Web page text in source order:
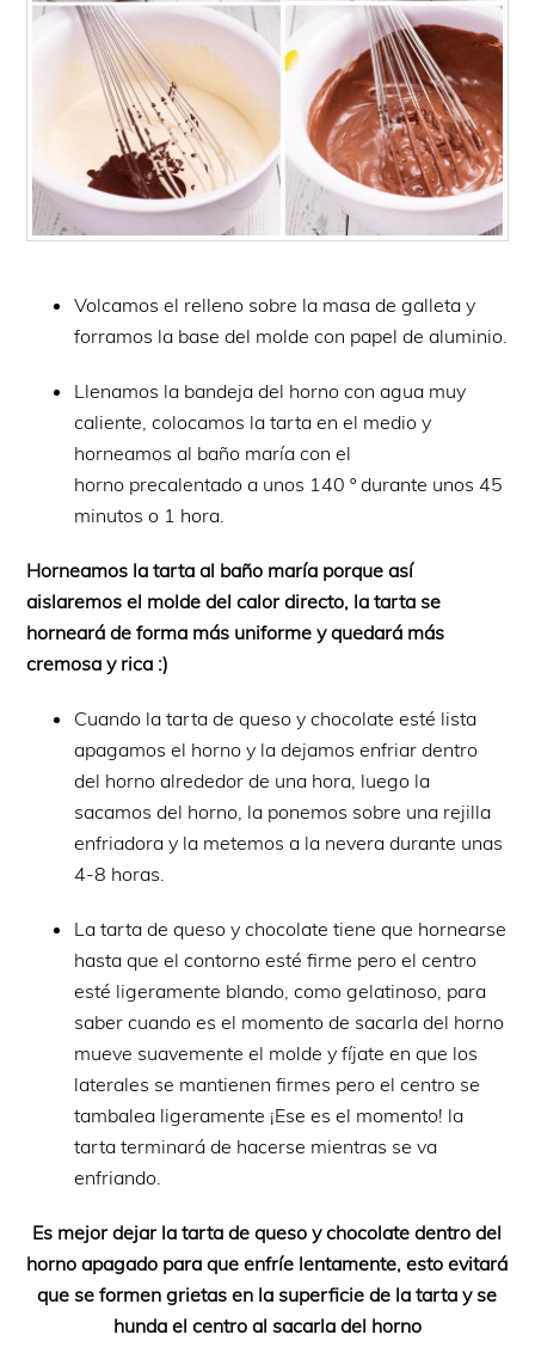
Volcamos el relleno sobre la masa de galleta y
forramos la base del molde con papel de aluminio.
Llenamos la bandeja del horno con agua muy
caliente, colocamos la tarta en el medio y
horneamos al baño maría con el
horno precalentado a unos 140 º durante unos 45
minutos o 1 hora.
Horneamos la tarta al baño maría porque así
aislaremos el molde del calor directo, la tarta se
horneará de forma más uniforme y quedará más
cremosa y rica :)
Cuando la tarta de queso y chocolate esté lista
apagamos el horno y la dejamos enfriar dentro
del horno alrededor de una hora, luego la
sacamos del horno, la ponemos sobre una rejilla
enfriadora y la metemos a la nevera durante unas
4-8 horas.
La tarta de queso y chocolate tiene que hornearse
hasta que el contorno esté firme pero el centro
esté ligeramente blando, como gelatinoso, para
saber cuando es el momento de sacarla del horno
mueve suavemente el molde y fíjate en que los
laterales se mantienen firmes pero el centro se
tambalea ligeramente ¡Ese es el momento! la
tarta terminará de hacerse mientras se va
enfriando.
Es mejor dejar la tarta de queso y chocolate dentro del
horno apagado para que enfríe lentamente, esto evitará
que se formen grietas en la superficie de la tarta y se
hunda el centro al sacarla del horno